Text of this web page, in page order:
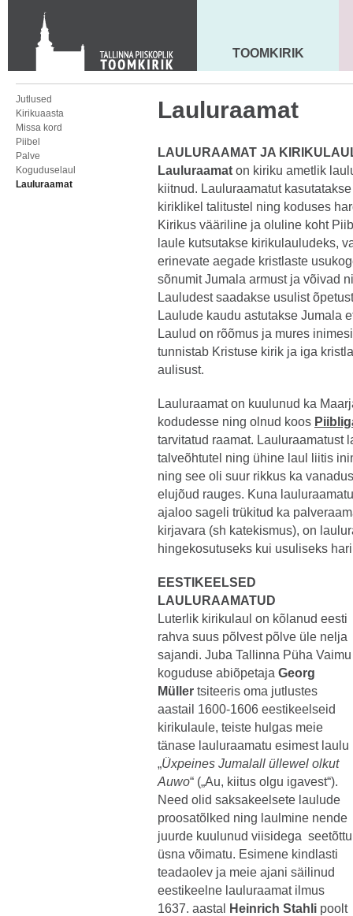
KONTAKT
Toom-Kooli 6, 10130 TALLINN
tallinna.toom@eelk.ee
MAARJA KIRIK
TOOMKIRIK
Jutlused
Kirikuaasta
Missa kord
Piibel
Palve
Koguduselaul
Lauluraamat
Lauluraamat
LAULURAAMAT JA
Lauluraamat on kiriku ametlik
kiitnud. Lauluraamatut
kiriklikel talitustel ning koduses
Kirikus vääriline ja oluline koht
laule kutsutakse kirikulauludeks,
erinevate aegade kristlaste
sõnumit Jumala armust ja võivad
Lauludest saadakse usulist
Laulude kaudu astutakse Jumala
Laulud on rõõmus ja mures
tunnistab Kristuse kirik ja iga
aulisust.
Lauluraamat on kuulunud ka
kodudesse ning olnud koos
tarvitatud raamat. Lauluraamatust
talveõhtutel ning ühine laul liitis
ning see oli suur rikkus ka
elujõud rauges. Kuna
ajaloo sageli trükitud ka
kirjavara (sh katekismus), on
hingekosutuseks kui usuliseks
EESTIKEELSED
LAULURAAMATUD
Luterlik kirikulaul on kõlanud eesti
rahva suus põlvest põlve üle nelja
sajandi. Juba Tallinna Püha Vaimu
koguduse abiõpetaja Georg
Müller tsiteeris oma jutlustes
aastail 1600-1606 eestikeelseid
kirikulaule, teiste hulgas meie
tänase lauluraamatu esimest laulu
„Üxpeines Jumalall üllewel olkut
Auwo“ („Au, kiitus olgu igavest“).
Need olid saksakeelsete laulude
proosatõlked ning laulmine nende
juurde kuulunud viisidega seetõttu
üsna võimatu. Esimene kindlasti
teadaolev ja meie ajani säilinud
eestikeelne lauluraamat ilmus
1637. aastal
Heinrich Stahli poolt